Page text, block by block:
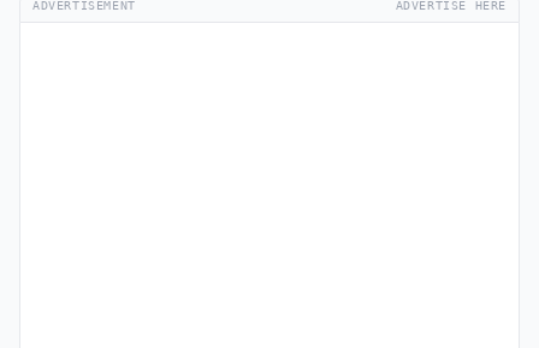
ADVERTISEMENT ADVERTISE HERE